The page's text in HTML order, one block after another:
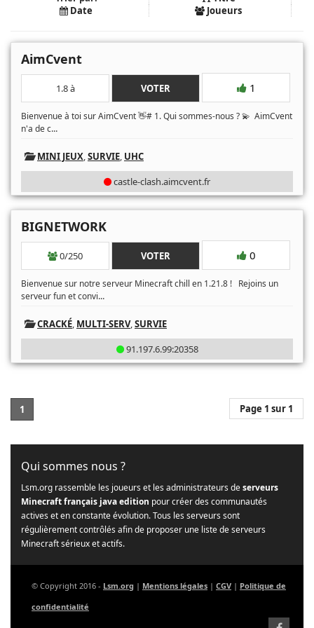
Date
Joueurs
AimCvent
1.8 à VOTER 1
Bienvenue à toi sur AimCvent 👋# 1. Qui sommes-nous ? 💫 AimCvent
n'a de c...
MINI JEUX,SURVIE, UHC
castle-clash.aimcvent.fr
BIGNETWORK
0/250 VOTER 0
Bienvenue sur notre serveur Minecraft chill en 1.21.8 ! Rejoins un
serveur fun et convi...
CRACKÉ, MULTI-SERV,SURVIE
91.197.6.99:20358
1 Page 1 sur 1
Qui sommes nous ?
Lsm.org rassemble les joueurs et les administrateurs deserveurs
Minecraft français java edition pour créer des communautés
actives et en constante évolution. Tous les serveurs sont
régulièrement contrôlés afin de proposer une liste de serveurs
Minecraft sérieux et actifs.
© Copyright 2016 - Lsm.org | Mentions légales | CGV | Politique de
confidentialité